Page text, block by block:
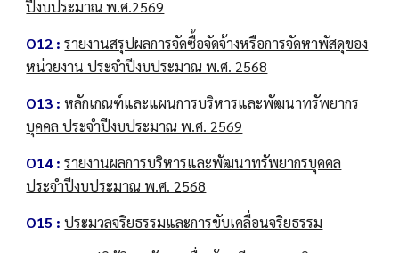
ปีงบประมาณ พ.ศ.2569
O12 : รายงานสรุปผลการจัดซื้อจัดจ้างหรือการจัดหาพัสดุของ
หน่วยงาน ประจำปีงบประมาณ พ.ศ. 2568
O13 : หลักเกณฑ์และแผนการบริหารและพัฒนาทรัพยากร
บุคคล ประจำปีงบประมาณ พ.ศ. 2569
O14 : รายงานผลการบริหารและพัฒนาทรัพยากรบุคคล
ประจำปีงบประมาณ พ.ศ. 2568
O15 : ประมวลจริยธรรมและการขับเคลื่อนจริยธรรม